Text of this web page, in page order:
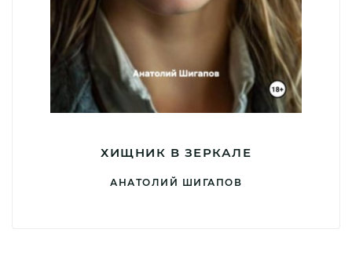
ХИЩНИК В ЗЕРКАЛЕ
АНАТОЛИЙ ШИГАПОВ